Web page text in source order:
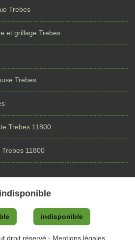
Trebes
et grillage Trebes
Trebes
Trebes 11800
11800
indisponible
indisponible
droit réservé - Mentions légales